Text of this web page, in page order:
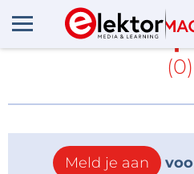
Meer over
(0)
Meld je aan